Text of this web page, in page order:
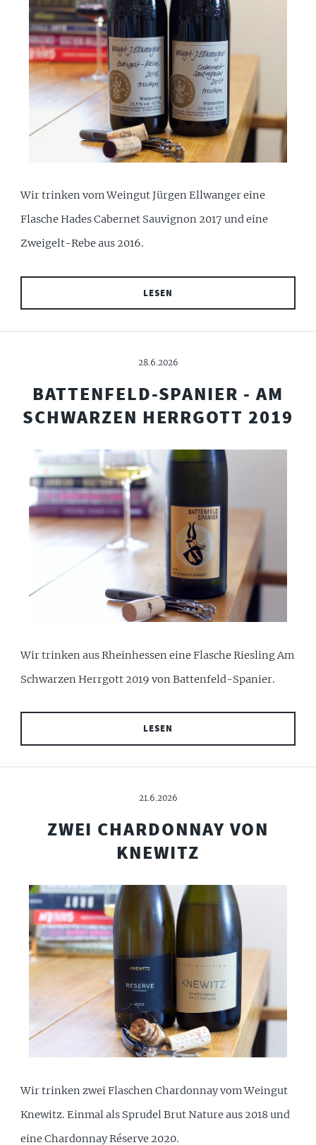
Wir trinken vom Weingut Jürgen Ellwanger eine
Flasche Hades Cabernet Sauvignon 2017 und eine
Zweigelt-Rebe aus 2016.
LESEN
28.6.2026
BATTENFELD-SPANIER - AM
SCHWARZEN HERRGOTT 2019
Wir trinken aus Rheinhessen eine Flasche Riesling Am
Schwarzen Herrgott 2019 von Battenfeld-Spanier.
LESEN
21.6.2026
ZWEI CHARDONNAY VON
KNEWITZ
Wir trinken zwei Flaschen Chardonnay vom Weingut
Knewitz. Einmal als Sprudel Brut Nature aus 2018 und
eine Chardonnay Réserve 2020.